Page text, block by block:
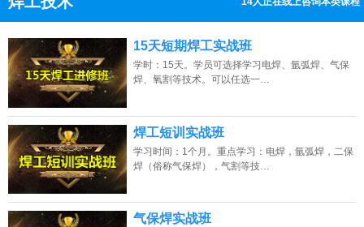
点击免费咨询电话：13807313137
15天短期焊工实战班
学时：15天。学员可选择学习电焊、氩弧焊、气保
焊、氧割等技术。可以任选一…
焊工短训实战班
学习时间：1个月。重点学习：电焊，氩弧焊，二保
焊（俗称气保焊），气割等技…
气保焊实战班